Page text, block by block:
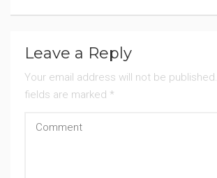
Leave a Reply
Your email address will not be published.
fields are marked *